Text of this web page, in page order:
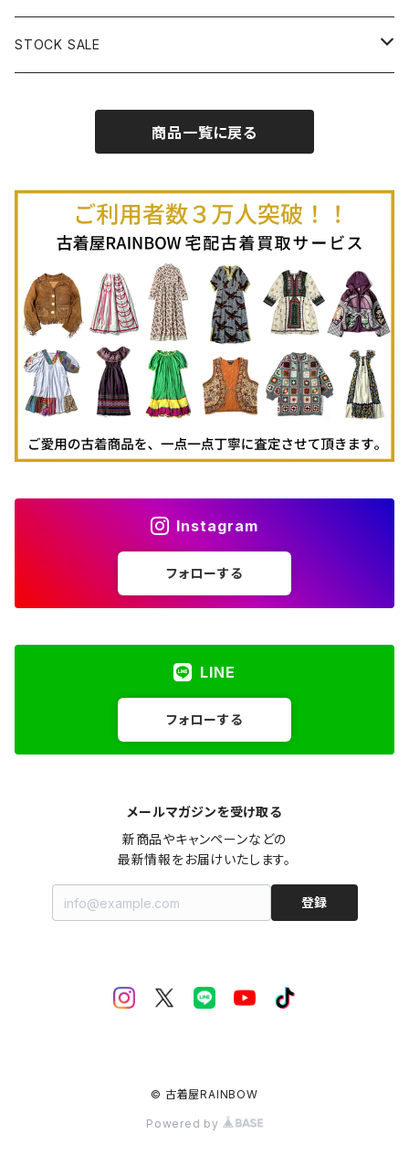
古着オーバーオール
古着半袖Ｔシャツ
古着キャミソール
古着ポロシャツ
古着長袖ポロシャツ
古着スウェット
古着パーカー
古着タンクトップ
古着ニットアウター
古着ヘビージャケット
古着羽織り
古着膝丈スカート (丈56-75cm)
古着ミニ丈スカート (丈56-75cm)
古着ロング丈パンツ
STOCK SALE
Autumn / Winter
商品一覧に戻る
Instagram
フォローする
LINE
フォローする
メールマガジンを受け取る
新商品やキャンペーンなどの
最新情報をお届けいたします。
登録
© 古着屋RAINBOW
Powered by